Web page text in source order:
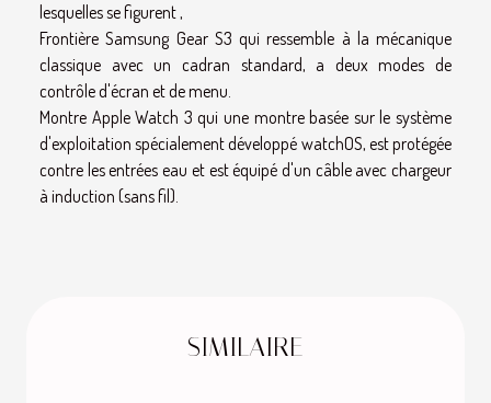
lesquelles se figurent ,
Frontière Samsung Gear S3 qui ressemble à la mécanique
classique avec un cadran standard, a deux modes de
contrôle d'écran et de menu.
Montre Apple Watch 3 qui une montre basée sur le système
d'exploitation spécialement développé watchOS, est protégée
contre les entrées eau et est équipé d'un câble avec chargeur
à induction (sans fil).
SIMILAIRE